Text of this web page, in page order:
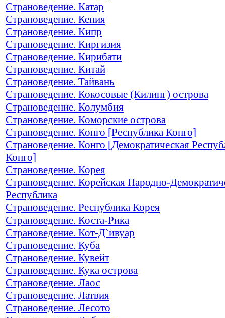
Страноведение. Катар
Страноведение. Кения
Страноведение. Кипр
Страноведение. Киргизия
Страноведение. Кирибати
Страноведение. Китай
Страноведение. Тайвань
Страноведение. Кокосовые (Килинг) острова
Страноведение. Колумбия
Страноведение. Коморские острова
Страноведение. Конго [Республика Конго]
Страноведение. Конго [Демократическая
Конго]
Страноведение. Корея
Страноведение. Корейская Народно-
Республика
Страноведение. Республика Корея
Страноведение. Коста-Рика
Страноведение. Кот-Д`ивуар
Страноведение. Куба
Страноведение. Кувейт
Страноведение. Кука острова
Страноведение. Лаос
Страноведение. Латвия
Страноведение. Лесото